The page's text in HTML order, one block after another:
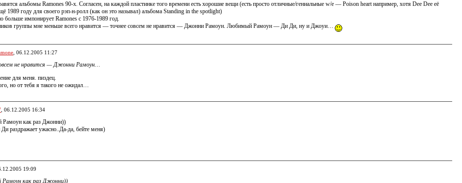
альбомы Ramones 90-х. Согласен, на каждой пластинке того времени есть хорошие вещи (есть просто отличные/гениальные w/e — Poison heart например, хотя Dee Dee её
1989 году для своего рэп-н-ролл (как он это называл) альбома Standing in the spotlight)
больше импонирует Ramones с 1976-1989 год.
группы мне меньше всего нравится — точнее совсем не нравится — Джонни Рамоун. Любимый Рамоун — Ди Ди, ну и Джоуи…
, 06.12.2005 11:27
не нравится — Джонни Рамоун…
для меня. пиздец.
но от тебя я такого не ожидал…
, 06.12.2005 16:34
как раз Джонни))
раздражает ужасно..Да-да, бейте меня)
19:09
как раз Джонни))